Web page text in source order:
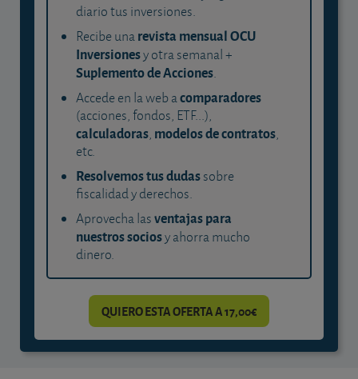
diario tus inversiones.
Recibe unarevista mensual OCU
Inversionesy otra semanal +
Suplemento de Acciones.
Accede en la web acomparadores
(acciones, fondos, ETF...),
calculadoras, modelos de contratos,
etc.
Resolvemos tus dudassobre
fiscalidad y derechos.
Aprovecha lasventajas para
nuestros sociosy ahorra mucho
dinero.
QUIERO ESTA OFERTA A 17,00€